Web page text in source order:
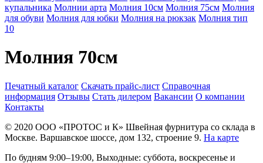
купальника Молнии арта Молния 10см Молния 75см Молния
для обуви Молния для юбки Молния на рюкзак Молния тип
10
Молния 70см
Печатный каталог Скачать прайс-лист Справочная
информация Отзывы Стать дилером Вакансии О компании
Контакты
© 2020 ООО «ПРОТОС и К» Швейная фурнитура со склада в
Москве. Варшавское шоссе, дом 132, строение 9. На карте
По будням 9:00–19:00, Выходные: суббота, воскресенье и